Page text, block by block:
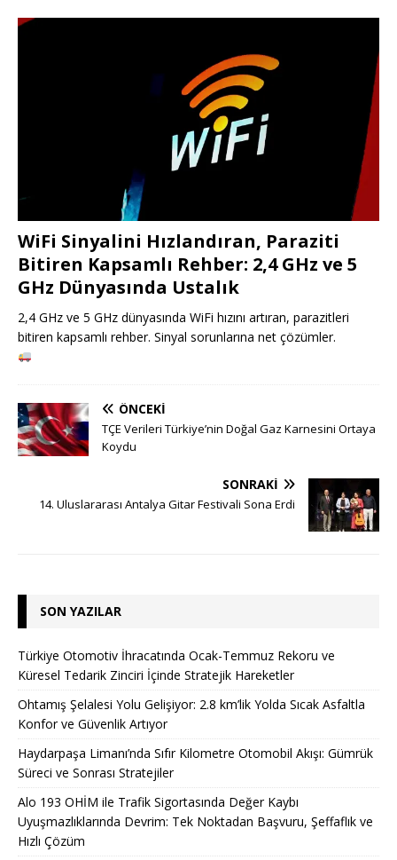
WiFi Sinyalini Hızlandıran, Paraziti
Bitiren Kapsamlı Rehber: 2,4 GHz ve 5
GHz Dünyasında Ustalık
2,4 GHz ve 5 GHz dünyasında WiFi hızını artıran, parazitleri
bitiren kapsamlı rehber. Sinyal sorunlarına net çözümler.
ÖNCEKI
TÇE Verileri Türkiye’nin Doğal Gaz Karnesini Ortaya
Koydu
SONRAKI
14. Uluslararası Antalya Gitar Festivali Sona Erdi
SON YAZILAR
Türkiye Otomotiv İhracatında Ocak-Temmuz Rekoru ve
Küresel Tedarik Zinciri İçinde Stratejik Hareketler
Ohtamış Şelalesi Yolu Gelişiyor: 2.8 km’lik Yolda Sıcak Asfaltla
Konfor ve Güvenlik Artıyor
Haydarpaşa Limanı’nda Sıfır Kilometre Otomobil Akışı: Gümrük
Süreci ve Sonrası Stratejiler
Alo 193 OHİM ile Trafik Sigortasında Değer Kaybı
Uyuşmazlıklarında Devrim: Tek Noktadan Başvuru, Şeffaflık ve
Hızlı Çözüm